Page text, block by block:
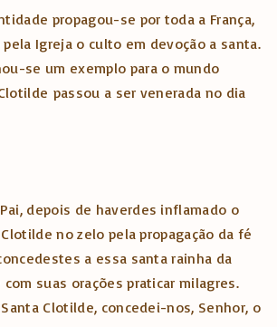
propagou-se por toda a França,
Igreja o culto em devoção a santa.
se um exemplo para o mundo
passou a ser venerada no dia
depois de haverdes inflamado o
no zelo pela propagação da fé
a essa santa rainha da
com suas orações praticar milagres.
Clotilde, concedei-nos, Senhor, o